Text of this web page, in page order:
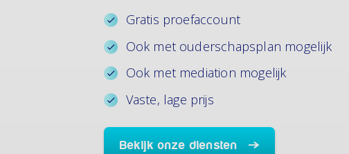
Gratis proefaccount
Ook met ouderschapsplan mogelijk
Ook met mediation mogelijk
Vaste, lage prijs
Bekijk onze diensten